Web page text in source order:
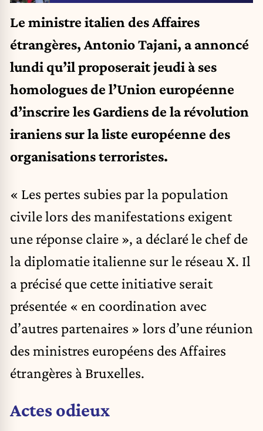
Le ministre italien des Affaires
étrangères, Antonio Tajani, a annoncé
lundi qu’il proposerait jeudi à ses
homologues de l’Union européenne
d’inscrire les Gardiens de la révolution
iraniens sur la liste européenne des
organisations terroristes.
« Les pertes subies par la population
civile lors des manifestations exigent
une réponse claire », a déclaré le chef de
la diplomatie italienne sur le réseau X. Il
a précisé que cette initiative serait
présentée « en coordination avec
d’autres partenaires » lors d’une réunion
des ministres européens des Affaires
étrangères à Bruxelles.
Actes odieux